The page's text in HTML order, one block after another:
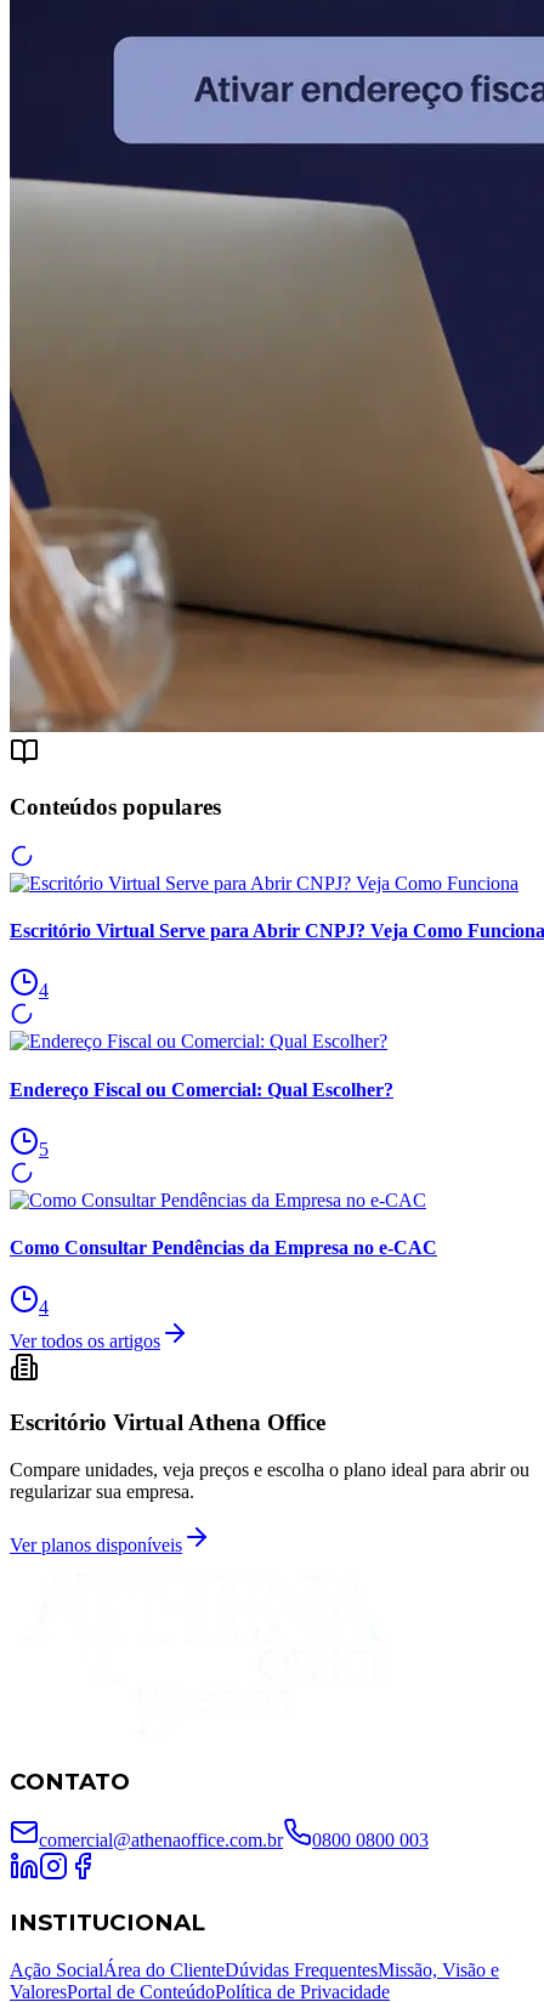
Conteúdos populares
Escritório Virtual Serve para Abrir CNPJ? Veja Como Funciona
4
Endereço Fiscal ou Comercial: Qual Escolher?
5
Como Consultar Pendências da Empresa no e-CAC
4
Ver todos os artigos
Escritório Virtual Athena Office
Compare unidades, veja preços e escolha o plano ideal para abrir ou
regularizar sua empresa.
Ver planos disponíveis
CONTATO
comercial@athenaoffice.com.br 0800 0800 003
INSTITUCIONAL
Ação SocialÁrea do ClienteDúvidas FrequentesMissão, Visão e
ValoresPortal de ConteúdoPolítica de Privacidade